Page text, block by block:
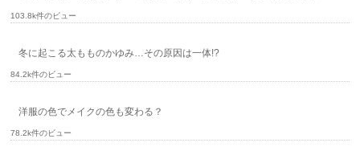
103.8k件のビュー
冬に起こる太もものかゆみ…その原因は一体!?
84.2k件のビュー
洋服の色でメイクの色も変わる？
78.2k件のビュー